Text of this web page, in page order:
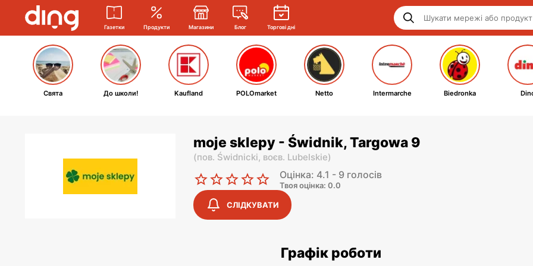
Газетки Продукти Магазини Блог Торгові дні
Свята До школи! Kaufland POLOmarket Netto Intermarche Biedronka
moje sklepy - Świdnik, Targowa 9
(пов. Świdnicki, воєв. Lubelskie)
Оцінка: 4.1 - 9 голосів
Твоя оцінка: 0.0
СЛІДКУВАТИ
Графік роботи